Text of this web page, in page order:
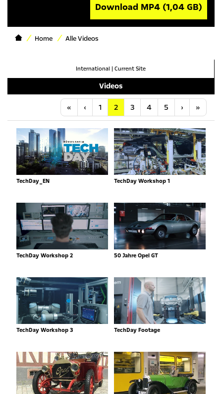
Download MP4 (1,04 GB)
Home Alle Videos
International | Current Site
Videos
« Anfang
‹ Vorherige
1 2 3 4 5 ›Nächste
»
TechDay_EN TechDay Workshop 1
TechDay Workshop 2 50 Jahre Opel GT
TechDay Workshop 3 TechDay Footage